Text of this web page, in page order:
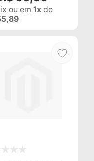
ou em 1x de